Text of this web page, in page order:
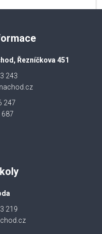
Řezníčkova 451
243
247
687
219